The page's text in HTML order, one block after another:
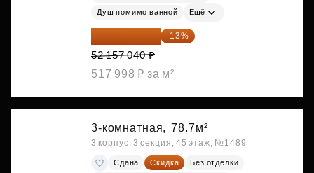
Душ помимо ванной Ещё
45 376 625 ₽ -13%
52 157 040 ₽
517 998 ₽ за м²
3-комнатная, 78.7м²
3 корпус, 3 секция, 45 этаж, №1489
Сдана Скидка
Без отделки